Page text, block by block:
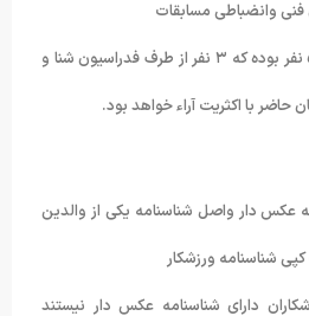
۴- تعداد اعضای کمیته فنی۵ نفر بوده که ۳ نفر از طرف فدراسیون شنا و
عکس دار واصل شناسنامه یکی از والدین
شناسنامه ورزشکار
دارای شناسنامه عکس دار نیستند